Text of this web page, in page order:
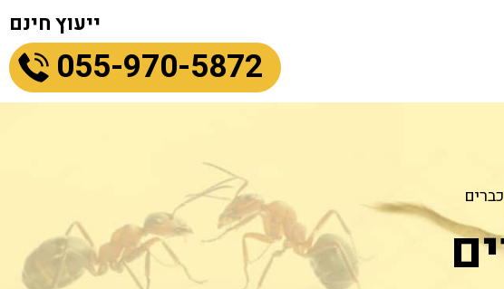
ייעוץ חינם
055-970-5872